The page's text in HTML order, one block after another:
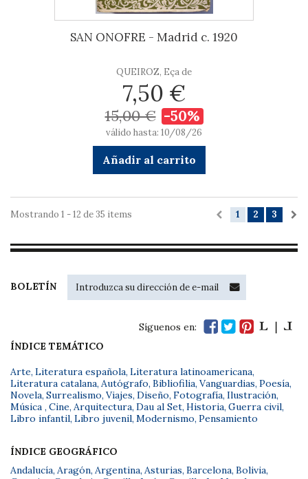
SAN ONOFRE - Madrid c. 1920
QUEIROZ, Eça de
7,50 €
15,00 € -50%
válido hasta: 10/08/26
Añadir al carrito
1 2 3
Mostrando 1 - 12 de 35 items
BOLETÍN
Síguenos en:
ÍNDICE TEMÁTICO
Arte, Literatura española, Literatura latinoamericana,
Literatura catalana, Autógrafo, Bibliofilia, Vanguardias, Poesía,
Novela, Surrealismo, Viajes, Diseño, Fotografía, Ilustración,
Música , Cine, Arquitectura, Dau al Set, Historia, Guerra civil,
Libro infantil, Libro juvenil, Modernismo, Pensamiento
ÍNDICE GEOGRÁFICO
Andalucía, Aragón, Argentina, Asturias, Barcelona, Bolivia,